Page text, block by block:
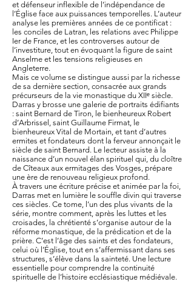
et défenseur inflexible de l’indépendance de
l’Église face aux puissances temporelles. L’auteur
analyse les premières années de ce pontificat :
les conciles de Latran, les relations avec Philippe
Ier de France, et les controverses autour de
l’investiture, tout en évoquant la figure de saint
Anselme et les tensions religieuses en
Angleterre.
Mais ce volume se distingue aussi par la richesse
de sa dernière section, consacrée aux grands
précurseurs de la vie monastique du XIIᵉ siècle.
Darras y brosse une galerie de portraits édifiants
: saint Bernard de Tiron, le bienheureux Robert
d’Arbrissel, saint Guillaume Firmat, le
bienheureux Vital de Mortain, et tant d’autres
ermites et fondateurs dont la ferveur annonçait le
siècle de saint Bernard. Le lecteur assiste à la
naissance d’un nouvel élan spirituel qui, du cloître
de Cîteaux aux ermitages des Vosges, prépare
une ère de renouveau religieux profond.
À travers une écriture précise et animée par la foi,
Darras met en lumière le souffle divin qui traverse
ces siècles. Ce tome, l’un des plus vivants de la
série, montre comment, après les luttes et les
croisades, la chrétienté s’organise autour de la
réforme monastique, de la prédication et de la
prière. C’est l’âge des saints et des fondateurs,
celui où l’Église, tout en s’affermissant dans ses
structures, s’élève dans la sainteté. Une lecture
essentielle pour comprendre la continuité
spirituelle de l’histoire ecclésiastique médiévale.